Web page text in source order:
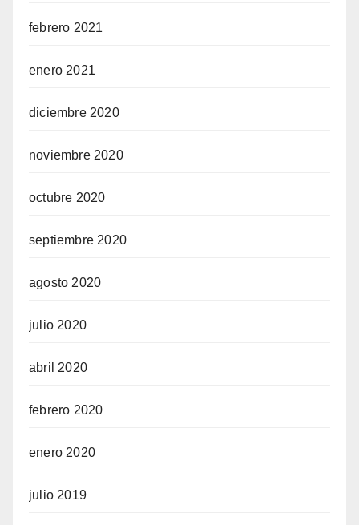
febrero 2021
enero 2021
diciembre 2020
noviembre 2020
octubre 2020
septiembre 2020
agosto 2020
julio 2020
abril 2020
febrero 2020
enero 2020
julio 2019